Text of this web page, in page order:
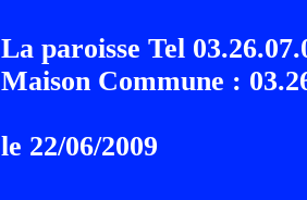
La paroisse Tel
Maison Commune :
le 22/06/2009